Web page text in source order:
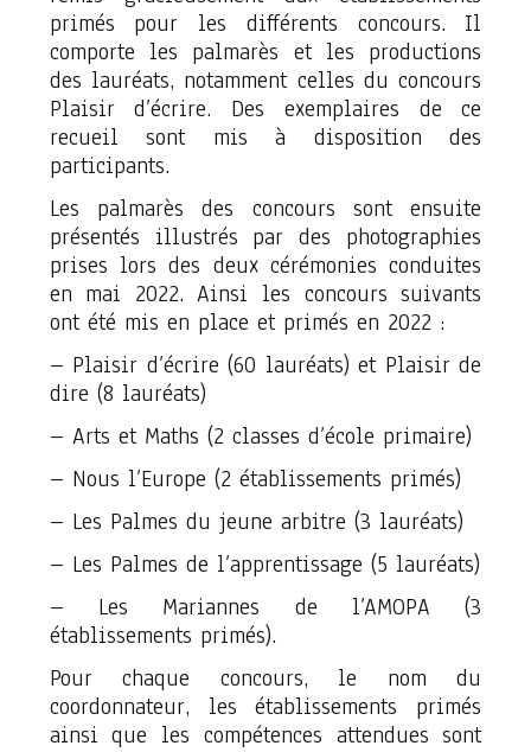
primés pour les différents concours. Il
comporte les palmarès et les productions
des lauréats, notamment celles du concours
Plaisir d’écrire. Des exemplaires de ce
recueil sont mis à disposition des
participants.
Les palmarès des concours sont ensuite
présentés illustrés par des photographies
prises lors des deux cérémonies conduites
en mai 2022. Ainsi les concours suivants
ont été mis en place et primés en 2022 :
– Plaisir d’écrire (60 lauréats) et Plaisir de
dire (8 lauréats)
– Arts et Maths (2 classes d’école primaire)
– Nous l’Europe (2 établissements primés)
– Les Palmes du jeune arbitre (3 lauréats)
– Les Palmes de l’apprentissage (5 lauréats)
– Les Mariannes de l’AMOPA (3
établissements primés).
Pour chaque concours, le nom du
coordonnateur, les établissements primés
ainsi que les compétences attendues sont